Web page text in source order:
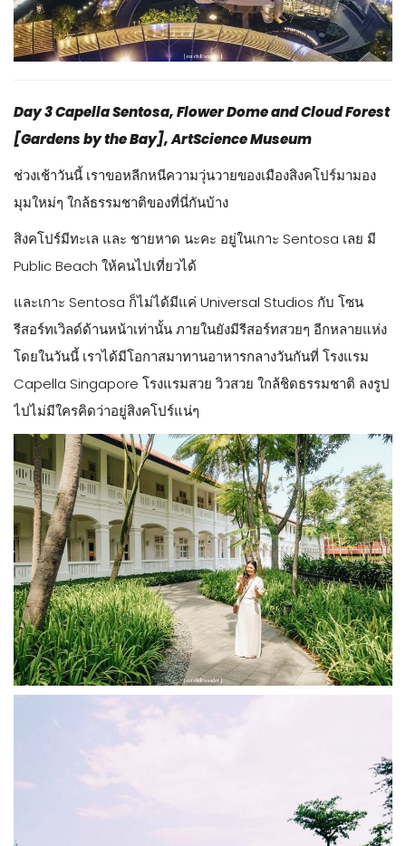
Day 3 Capella Sentosa, Flower Dome and Cloud Forest
[Gardens by the Bay], ArtScience Museum
ช่วงเช้าวันนี้ เราขอหลีกหนีความวุ่นวายของเมืองสิงคโปร์มามอง
มุมใหม่ๆ ใกล้ธรรมชาติของที่นี่กันบ้าง
สิงคโปร์มีทะเล และ ชายหาด นะคะ อยู่ในเกาะ Sentosa เลย มี
Public Beach ให้คนไปเที่ยวได้
และเกาะ Sentosa ก็ไม่ได้มีแค่ Universal Studios กับ โซน
รีสอร์ทเวิลด์ด้านหน้าเท่านั้น ภายในยังมีรีสอร์ทสวยๆ อีกหลายแห่ง
โดยในวันนี้ เราได้มีโอกาสมาทานอาหารกลางวันกันที่ โรงแรม
Capella Singapore โรงแรมสวย วิวสวย ใกล้ชิดธรรมชาติ ลงรูป
ไปไม่มีใครคิดว่าอยู่สิงคโปร์แน่ๆ